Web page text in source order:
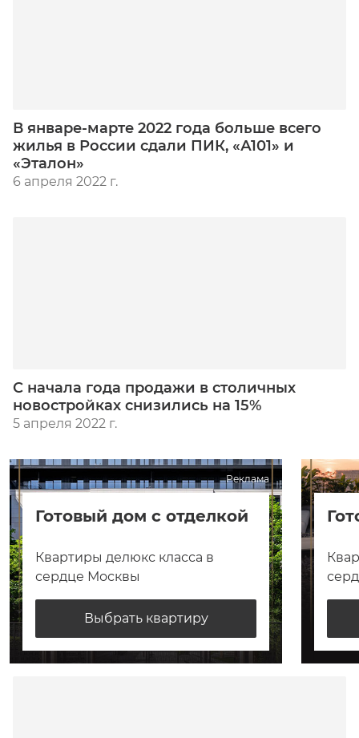
В январе-марте 2022 года больше всего
жилья в России сдали ПИК, «А101» и
«Эталон»
6 апреля 2022 г.
С начала года продажи в столичных
новостройках снизились на 15%
5 апреля 2022 г.
Реклама
Готовый дом с отделкой
Квартиры делюкс класса в
сердце Москвы
Выбрать квартиру